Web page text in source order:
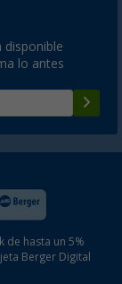
disponible
lo antes
de hasta un 5%
Berger Digital